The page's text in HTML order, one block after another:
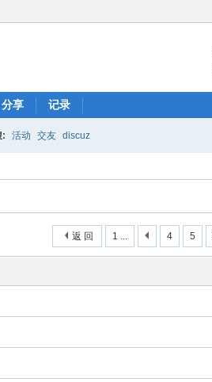
分享 记录
: 活动 交友 discuz
1 ... 4 5
返 回